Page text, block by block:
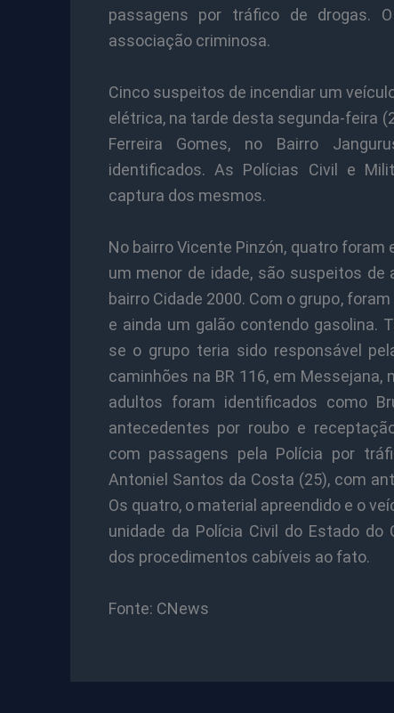
passagens por tráfico de drogas.
associação criminosa.
Cinco suspeitos de incendiar um
elétrica, na tarde desta segunda-feira
Ferreira Gomes, no Bairro
identificados. As Polícias Civil e
captura dos mesmos.
No bairro Vicente Pinzón, quatro
um menor de idade, são suspeitos
bairro Cidade 2000. Com o grupo,
e ainda um galão contendo gasolina.
se o grupo teria sido responsável
caminhões na BR 116, em Messejana,
adultos foram identificados como
antecedentes por roubo e
com passagens pela Polícia por
Antoniel Santos da Costa (25), com
Os quatro, o material apreendido e o
unidade da Polícia Civil do Estado do
dos procedimentos cabíveis ao fato.
Fonte: CNews